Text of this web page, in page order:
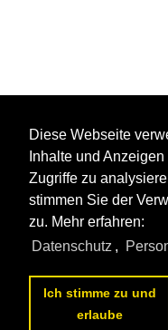
Diese Webseite
Inhalte und
Zugriffe zu
stimmen Sie der
zu. Mehr erfahren:
Datenschutz ,
Ich stimme zu und
erlaube